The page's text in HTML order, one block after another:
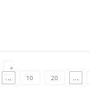
«
... 10 20
...